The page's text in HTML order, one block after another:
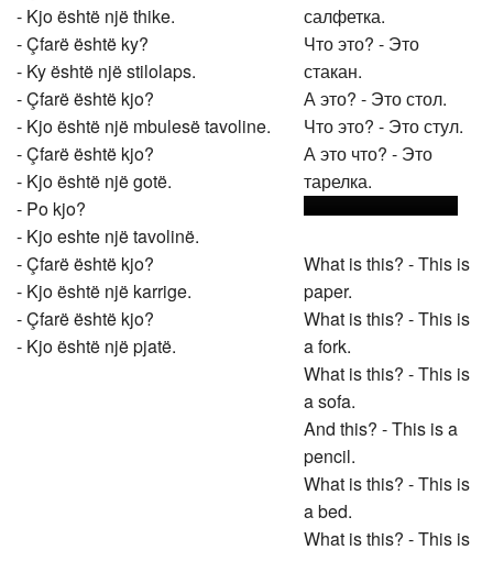
- Kjo është një thike.
- Çfarë është ky?
- Ky është një stilolaps.
- Çfarë është kjo?
- Kjo është një mbulesë tavoline.
- Çfarë është kjo?
- Kjo është një gotë.
- Po kjo?
- Kjo eshte një tavolinë.
- Çfarë është kjo?
- Kjo është një karrige.
- Çfarë është kjo?
- Kjo është një pjatë.
салфетка.
Что это? - Это
стакан.
А это? - Это стол.
Что это? - Это стул.
А это что? - Это
тарелка.
What is this? - This is
paper.
What is this? - This is
a fork.
What is this? - This is
a sofa.
And this? - This is a
pencil.
What is this? - This is
a bed.
What is this? - This is